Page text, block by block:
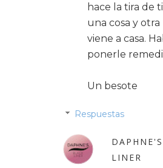
hace la tira de
una cosa y
viene a casa.
ponerle
Un besote
Respuestas
LINER